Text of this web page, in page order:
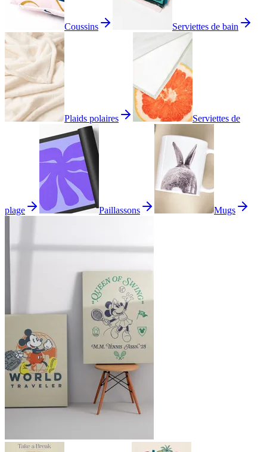
Coussins Serviettes de bain
Plaids polaires Serviettes de
plage Paillassons Mugs